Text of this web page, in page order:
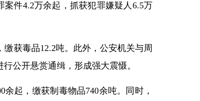
件4.2万余起，抓获犯罪嫌疑人6.5万
获毒品12.2吨。此外，公安机关与周
公开悬赏通缉，形成强大震慑。
起，缴获制毒物品740余吨。同时，